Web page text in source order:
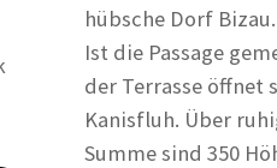
hübsche Dorf
Ist die Passage
der Terrasse öffnet
Kanisfluh. Über
Summe sind 350